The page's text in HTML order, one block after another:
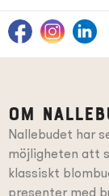
Om
Nallebudet har
möjligheten att
klassiskt